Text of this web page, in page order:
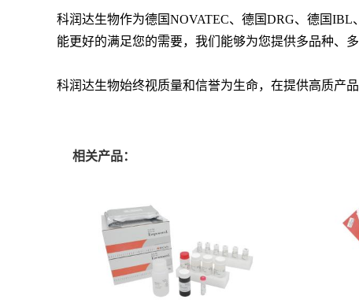
科润达生物作为德国NOVATEC、德国DRG、德国IBL
能更好的满足您的需要，我们能够为您提供多品种、
科润达生物始终视质量和信誉为生命，在提供高质产
相关产品：